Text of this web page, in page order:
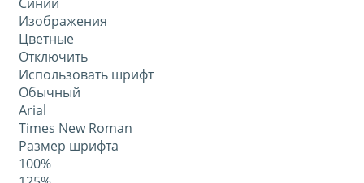
Синий
Изображения
Цветные
Отключить
Использовать шрифт
Обычный
Arial
Times New Roman
Размер шрифта
100%